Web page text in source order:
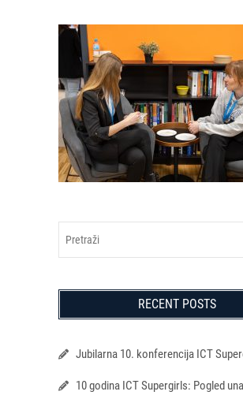
RECENT POSTS
Jubilarna 10. konferencija ICT
10 godina ICT Supergirls: Pogled